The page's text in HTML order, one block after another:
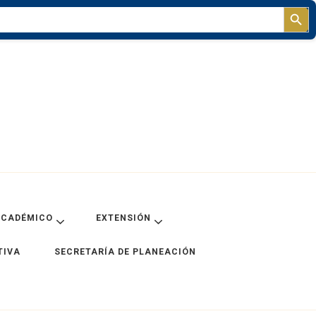
EXTENSIÓN
SECRETARÍA DE PLANEACIÓN